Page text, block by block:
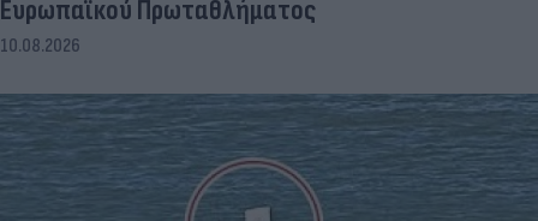
Ευρωπαϊκού Πρωταθλήματος
10.08.2026